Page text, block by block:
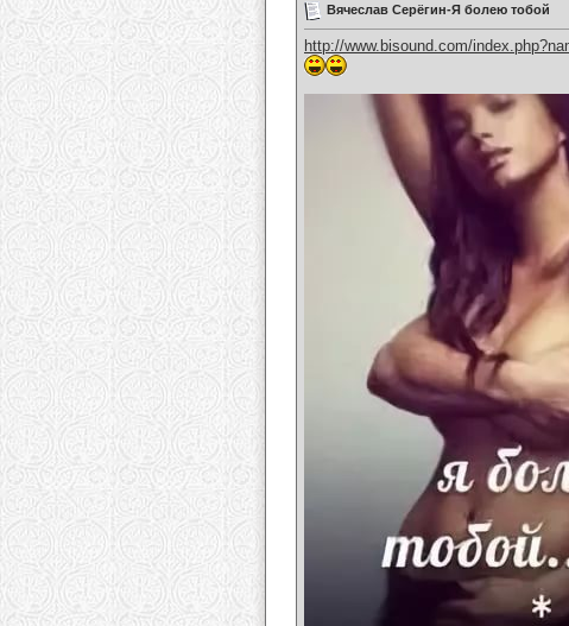
Вячеслав Серёгин-Я болею тобой
http://www.bisound.com/